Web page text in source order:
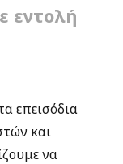
εντολή
επεισόδια
και
να